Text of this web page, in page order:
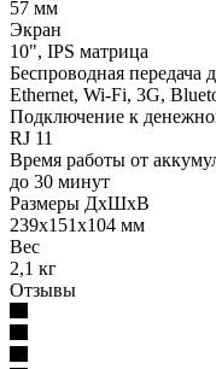
57 мм
Экран
10", IPS матрица
Беспроводная передача
Ethernet, Wi-Fi, 3G,
Подключение к
RJ 11
Время работы от
до 30 минут
Размеры ДхШхВ
239х151х104 мм
Вес
2,1 кг
Отзывы